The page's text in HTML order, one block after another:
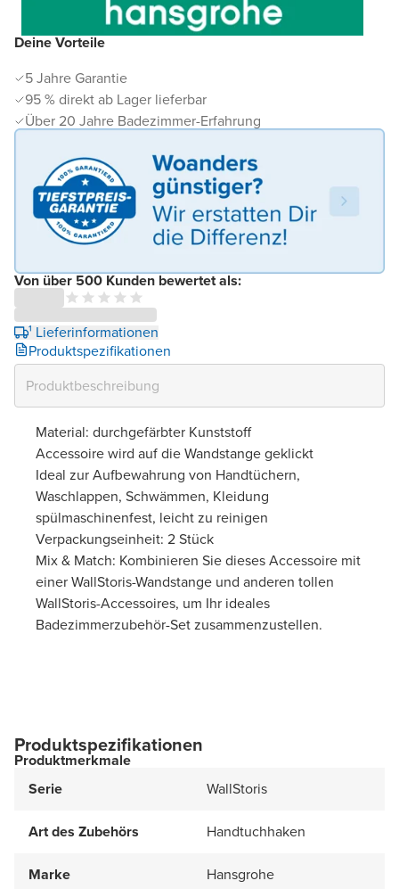
Deine Vorteile
5 Jahre Garantie
95 % direkt ab Lager lieferbar
Über 20 Jahre Badezimmer-Erfahrung
Von über 500 Kunden bewertet als:
¹ Lieferinformationen
Produktspezifikationen
Material: durchgefärbter Kunststoff
Accessoire wird auf die Wandstange geklickt
Ideal zur Aufbewahrung von Handtüchern,
Waschlappen, Schwämmen, Kleidung
spülmaschinenfest, leicht zu reinigen
Verpackungseinheit: 2 Stück
Mix & Match: Kombinieren Sie dieses Accessoire mit
einer WallStoris-Wandstange und anderen tollen
WallStoris-Accessoires, um Ihr ideales
Badezimmerzubehör-Set zusammenzustellen.
Produktspezifikationen
Produktmerkmale
Serie
WallStoris
Art des Zubehörs Handtuchhaken
Marke Hansgrohe